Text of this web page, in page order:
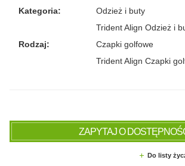
Kategoria:
Odzież i buty
Trident Align Odzież i
Rodzaj:
Czapki golfowe
Trident Align Czapki
ZAPYTAJ O
Do listy